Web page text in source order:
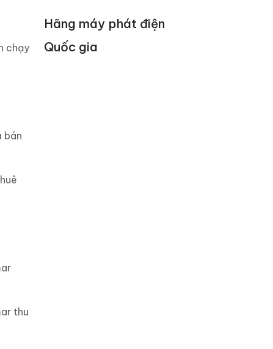
chạy
bán
thu
Hãng máy phát điện
Quốc gia